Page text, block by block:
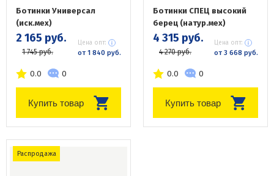
Ботинки Универсал
(иск.мех)
2 165 руб.
1 745 руб.
Цена опт:
от 1 840 руб.
0.0 0
Купить товар
Ботинки СПЕЦ высокий
берец (натур.мех)
4 315 руб.
4 270 руб.
Цена опт:
от 3 668 руб.
0.0 0
Купить товар
Распродажа